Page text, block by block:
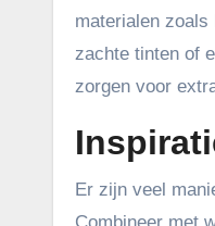
materialen
zachte tinten of
zorgen voor
Er zijn veel